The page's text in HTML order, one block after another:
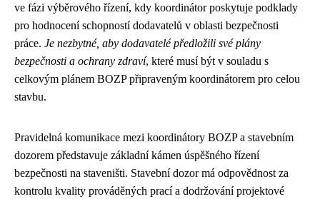
ve fázi výběrového řízení, kdy koordinátor poskytuje podklady
pro hodnocení schopností dodavatelů v oblasti bezpečnosti
práce. Je nezbytné, aby dodavatelé předložili své plány
bezpečnosti a ochrany zdraví, které musí být v souladu s
celkovým plánem BOZP připraveným koordinátorem pro celou
stavbu.
Pravidelná komunikace mezi koordinátory BOZP a stavebním
dozorem představuje základní kámen úspěšného řízení
bezpečnosti na staveništi. Stavební dozor má odpovědnost za
kontrolu kvality prováděných prací a dodržování projektové